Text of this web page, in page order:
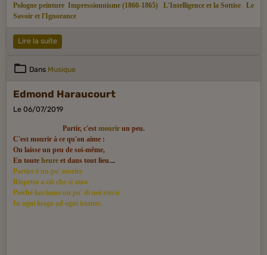
Pologne peinture Impressionnisme (1860-1865) L'Intelligence et la Sottise
Le
Savoir et l'Ignorance
Lire la suite
Dans Musique
Edmond Haraucourt
Le 06/07/2019
Partir, c'est mourirun peu.
C'est mourir à ce qu'on aime :
On laisse un peu de soi-même,
En toute heureet dans tout lieu.
Partire è un po' morire
Rispetto a ciò che si ama
Poiché lasciamo un po' di noi stessi
In ogni luogo ad ogni istante.